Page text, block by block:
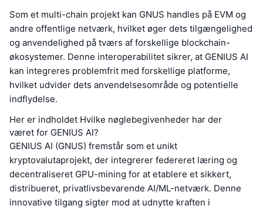
Som et multi-chain projekt kan GNUS handles på EVM og
andre offentlige netværk, hvilket øger dets tilgængelighed
og anvendelighed på tværs af forskellige blockchain-
økosystemer. Denne interoperabilitet sikrer, at GENIUS AI
kan integreres problemfrit med forskellige platforme,
hvilket udvider dets anvendelsesområde og potentielle
indflydelse.
Her er indholdet Hvilke nøglebegivenheder har der
været for GENIUS AI?
GENIUS AI (GNUS) fremstår som et unikt
kryptovalutaprojekt, der integrerer federeret læring og
decentraliseret GPU-mining for at etablere et sikkert,
distribueret, privatlivsbevarende AI/ML-netværk. Denne
innovative tilgang sigter mod at udnytte kraften i